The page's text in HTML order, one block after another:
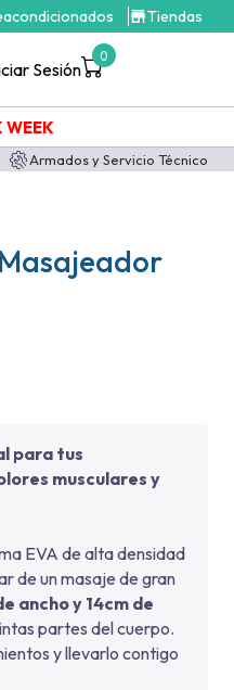
Tiendas
Sesión
0
WEEK
Armados y Servicio Técnico
para tus
musculares y
EVA de alta densidad
de un masaje de gran
ancho y 14cm de
partes del cuerpo.
y llevarlo contigo